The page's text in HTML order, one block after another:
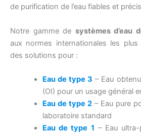
de purification de l’eau fiables et
Notre gamme de systèmes d’eau
aux normes internationales les
des solutions pour :
Eau de type 3 – Eau
(OI) pour un usage général
Eau de type 2– Eau pure
laboratoire standard
Eau de type 1 – Eau